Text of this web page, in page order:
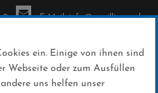
0 E-Mail: info@sc-willingen.de
ein. Einige von ihnen sind
Webseite oder zum Ausfüllen
uns helfen unser